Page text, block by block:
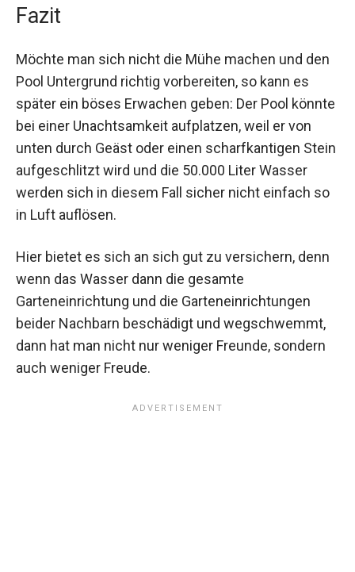
Fazit
Möchte man sich nicht die Mühe machen und den
Pool Untergrund richtig vorbereiten, so kann es
später ein böses Erwachen geben: Der Pool könnte
bei einer Unachtsamkeit aufplatzen, weil er von
unten durch Geäst oder einen scharfkantigen Stein
aufgeschlitzt wird und die 50.000 Liter Wasser
werden sich in diesem Fall sicher nicht einfach so
in Luft auflösen.
Hier bietet es sich an sich gut zu versichern, denn
wenn das Wasser dann die gesamte
Garteneinrichtung und die Garteneinrichtungen
beider Nachbarn beschädigt und wegschwemmt,
dann hat man nicht nur weniger Freunde, sondern
auch weniger Freude.